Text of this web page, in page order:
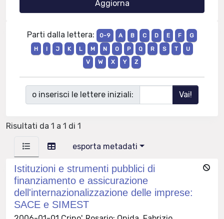
Parti dalla lettera: 0-9 A B C D E F
G
H
I J K L M N O P Q R S T
U
V
W X Y Z
o inserisci le lettere iniziali:
Risultati da 1 a 1 di 1
esporta metadati
Istituzioni e strumenti pubblici di
finanziamento e assicurazione
dell'internazionalizzazione delle imprese:
SACE e SIMEST